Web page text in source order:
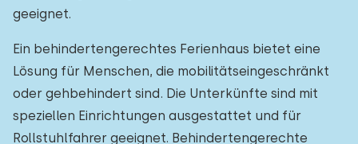
geeignet.
Ein behindertengerechtes Ferienhaus bietet eine
Lösung für Menschen, die mobilitätseingeschränkt
oder gehbehindert sind. Die Unterkünfte sind mit
speziellen Einrichtungen ausgestattet und für
Rollstuhlfahrer geeignet. Behindertengerechte